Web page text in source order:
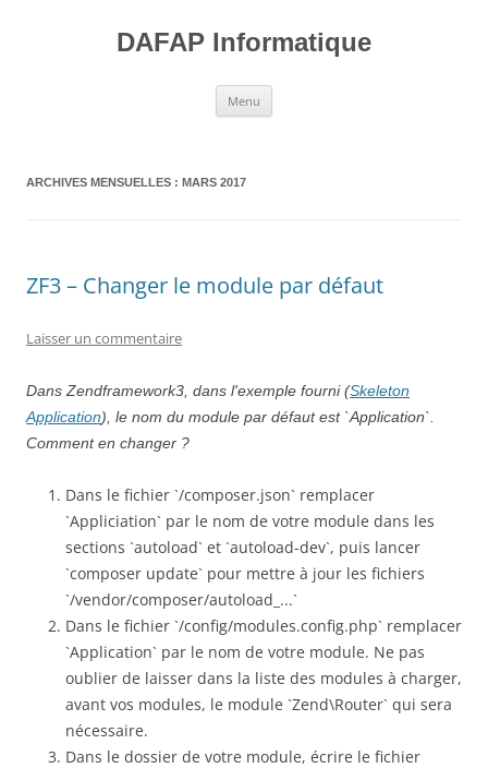
DAFAP Informatique
Menu
ARCHIVES MENSUELLES : MARS 2017
ZF3 – Changer le module par défaut
Laisser un commentaire
Dans Zendframework3, dans l'exemple fourni (Skeleton
Application), le nom du module par défaut est `Application`.
Comment en changer ?
Dans le fichier `/composer.json` remplacer
`Appliciation` par le nom de votre module dans les
sections `autoload` et `autoload-dev`, puis lancer
`composer update` pour mettre à jour les fichiers
`/vendor/composer/autoload_...`
Dans le fichier `/config/modules.config.php` remplacer
`Application` par le nom de votre module. Ne pas
oublier de laisser dans la liste des modules à charger,
avant vos modules, le module `Zend\Router` qui sera
nécessaire.
Dans le dossier de votre module, écrire le fichier